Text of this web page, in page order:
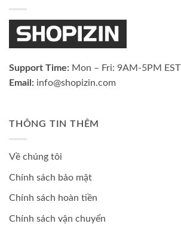
Support Time: Mon – Fri: 9AM-5PM EST
Email: info@shopizin.com
THÔNG TIN THÊM
Về chúng tôi
Chính sách bảo mật
Chính sách hoàn tiền
Chính sách vận chuyển